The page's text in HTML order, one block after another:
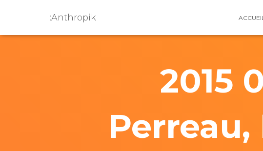
:Anthropik
2015